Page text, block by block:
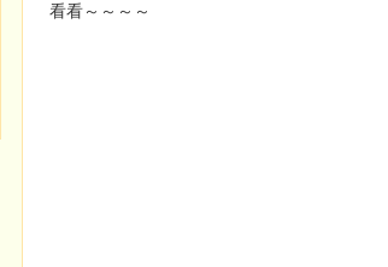
看看～～～～